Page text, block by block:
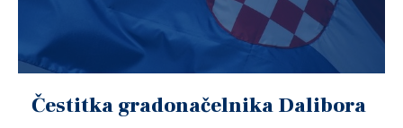
Čestitka gradonačelnika Dalibora